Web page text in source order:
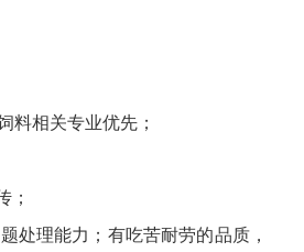
料相关专业优先；
；
处理能力；有吃苦耐劳的品质，